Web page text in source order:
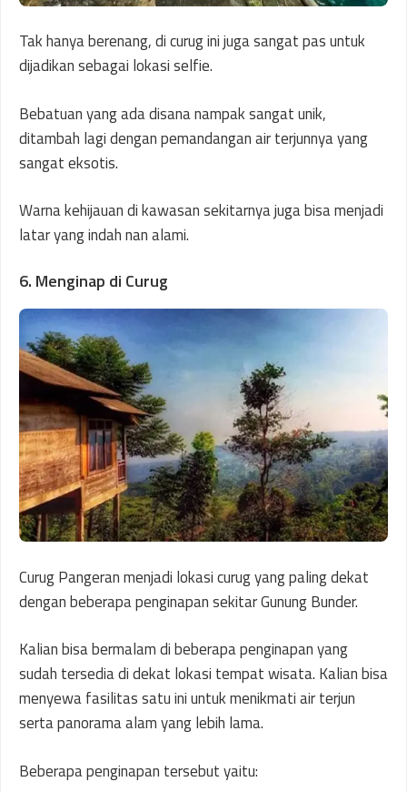
Tak hanya berenang, di curug ini juga sangat pas untuk
dijadikan sebagai lokasi selfie.
Bebatuan yang ada disana nampak sangat unik,
ditambah lagi dengan pemandangan air terjunnya yang
sangat eksotis.
Warna kehijauan di kawasan sekitarnya juga bisa menjadi
latar yang indah nan alami.
6. Menginap di Curug
Curug Pangeran menjadi lokasi curug yang paling dekat
dengan beberapa penginapan sekitar Gunung Bunder.
Kalian bisa bermalam di beberapa penginapan yang
sudah tersedia di dekat lokasi tempat wisata. Kalian bisa
menyewa fasilitas satu ini untuk menikmati air terjun
serta panorama alam yang lebih lama.
Beberapa penginapan tersebut yaitu: